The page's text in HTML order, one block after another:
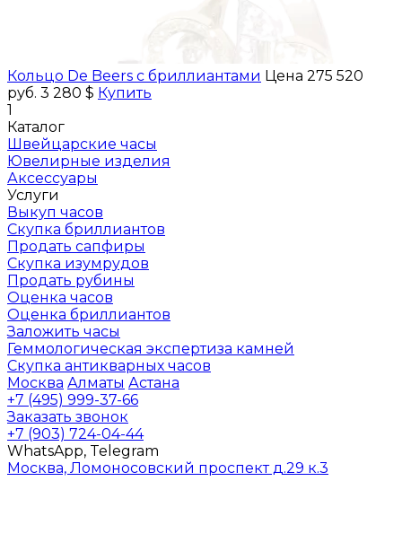
Кольцо De Beers с бриллиантами Цена 275 520
руб. 3 280 $ Купить
1
Каталог
Швейцарские часы
Ювелирные изделия
Аксессуары
Услуги
Выкуп часов
Скупка бриллиантов
Продать сапфиры
Скупка изумрудов
Продать рубины
Оценка часов
Оценка бриллиантов
Заложить часы
Геммологическая экспертиза камней
Скупка антикварных часов
Москва Алматы Астана
+7 (495) 999-37-66
Заказать звонок
+7 (903) 724-04-44
WhatsApp, Telegram
Москва, Ломоносовский проспект д.29 к.3